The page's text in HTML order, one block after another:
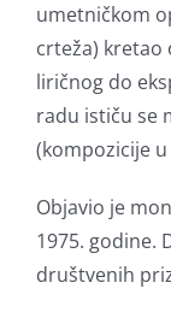
umetničkom
crteža) kretao
liričnog do
radu ističu se
(kompozicije
Objavio je
1975. godine.
društvenih